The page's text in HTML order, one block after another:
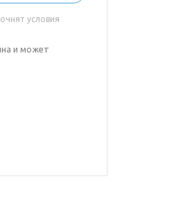
условия
и может